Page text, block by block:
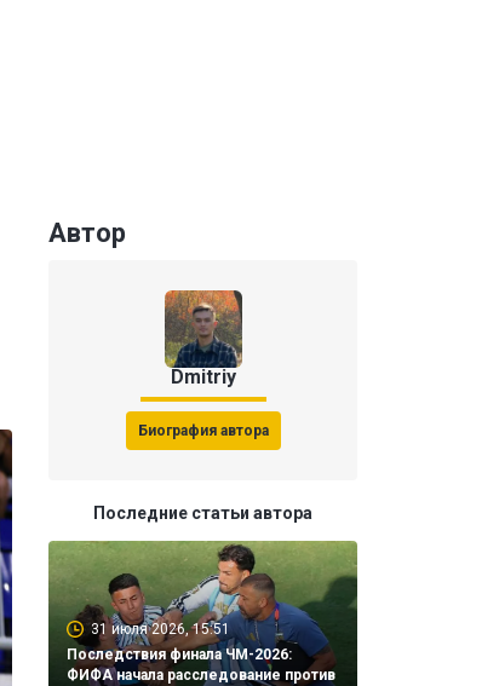
Автор
Dmitriy
Биография автора
Последние статьи автора
31 июля 2026, 15:51
Последствия финала ЧМ-2026:
ФИФА начала расследование против